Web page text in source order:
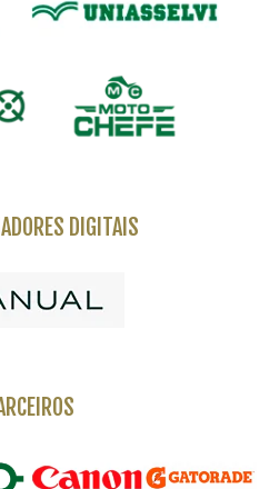
DIGITAIS